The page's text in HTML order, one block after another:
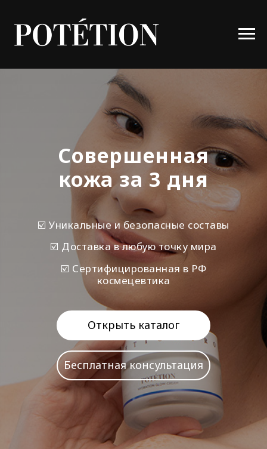
Совершенная
кожа за 3 дня
☑️ Уникальные и безопасные составы
Открыть каталог
☑️ Доставка в любую точку мира
☑️ Сертифицированная в РФ
космецевтика
Бесплатная консультация